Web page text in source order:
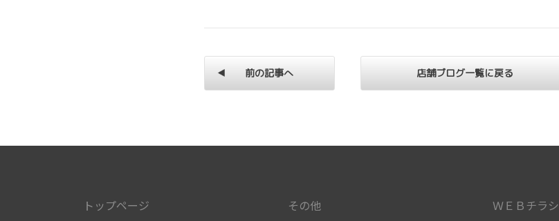
前の記事へ 店舗ブログ一覧に戻る
トップページ その他 ＷＥＢチラシ